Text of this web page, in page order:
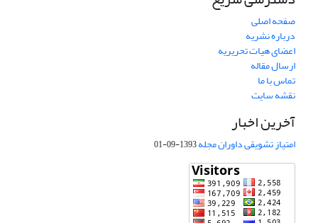
صفحه اصلی
درباره نشریه
اعضای هیات تحریریه
ارسال مقاله
تماس با ما
نقشه سایت
آخرین اخبار
امتیاز تشویقی داوران مجله1393-09-01